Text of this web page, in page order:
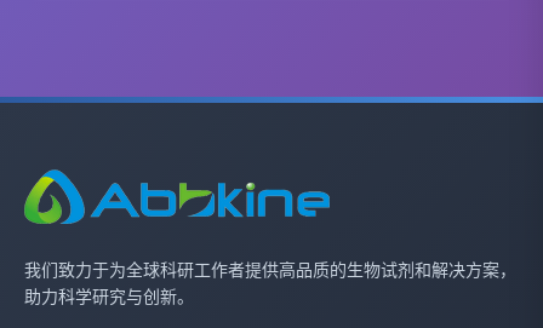
我们致力于为全球科研工作者提供高品质的生物试剂和解决方案，
助力科学研究与创新。